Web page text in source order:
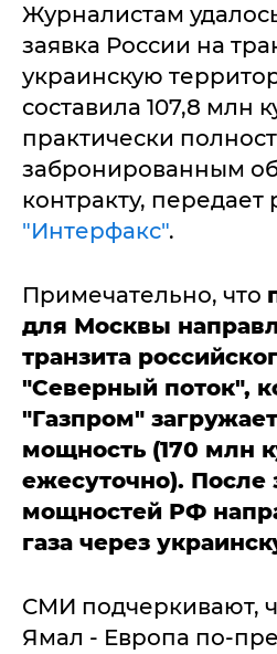
Журналистам
заявка России на
украинскую
составила 107,8 млн
практически
забронированным
контракту, передает
"Интерфакс".
Примечательно, что
для Москвы
транзита
"Северный поток",
"Газпром"
мощность (170 млн
ежесуточно). После
мощностей РФ
газа через
СМИ подчеркивают,
Ямал - Европа по-